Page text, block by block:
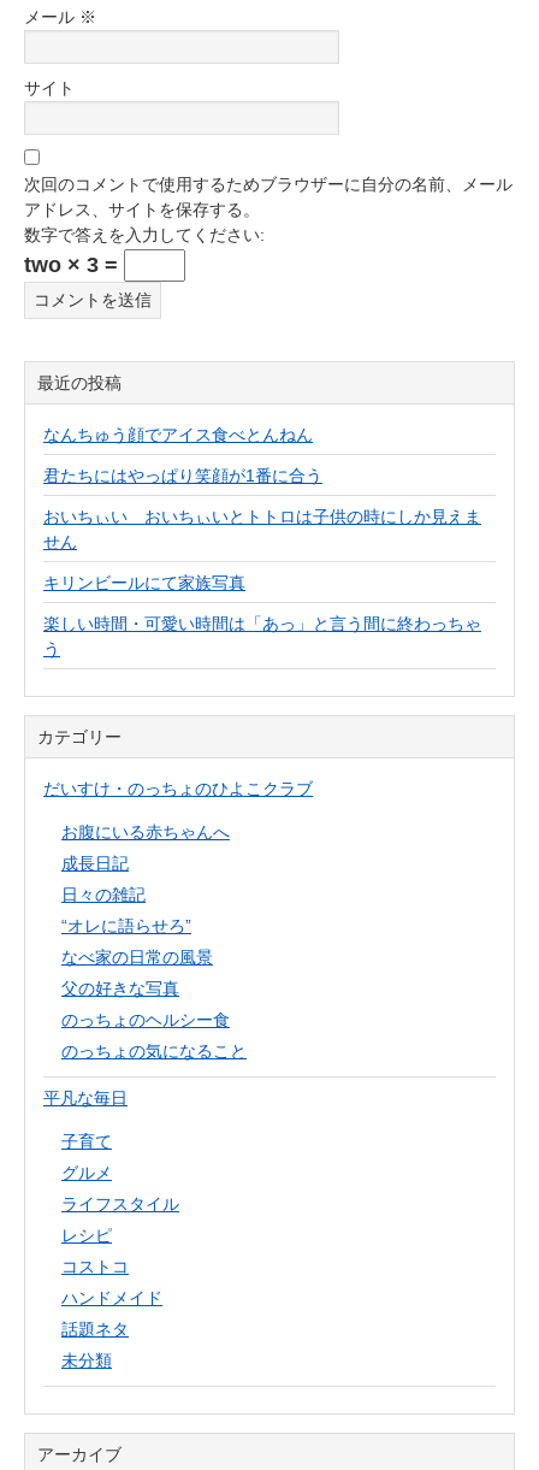
メール ※
サイト
次回のコメントで使用するためブラウザーに自分の名前、メール
アドレス、サイトを保存する。
数字で答えを入力してください:
two × 3 =
最近の投稿
なんちゅう顔でアイス食べとんねん
君たちにはやっぱり笑顔が1番に合う
おいちぃい おいちぃいとトトロは子供の時にしか見えま
せん
キリンビールにて家族写真
楽しい時間・可愛い時間は「あっ」と言う間に終わっちゃ
う
カテゴリー
だいすけ・のっちょのひよこクラブ
お腹にいる赤ちゃんへ
成長日記
日々の雑記
“オレに語らせろ”
なべ家の日常の風景
父の好きな写真
のっちょのヘルシー食
のっちょの気になること
平凡な毎日
子育て
グルメ
ライフスタイル
レシピ
コストコ
ハンドメイド
話題ネタ
未分類
アーカイブ